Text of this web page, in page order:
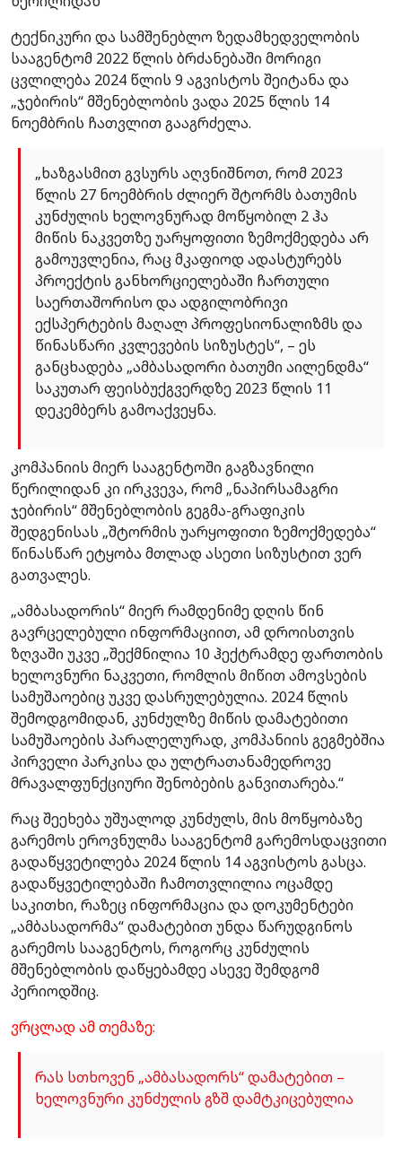
ტექნიკური და სამშენებლო ზედამხედველობის
სააგენტომ 2022 წლის ბრძანებაში მორიგი
ცვლილება 2024 წლის 9 აგვისტოს შეიტანა და
„ჯებირის“ მშენებლობის ვადა 2025 წლის 14
ნოემბრის ჩათვლით გააგრძელა.
„ხაზგასმით გვსურს აღვნიშნოთ, რომ 2023
წლის 27 ნოემბრის ძლიერ შტორმს ბათუმის
კუნძულის ხელოვნურად მოწყობილ 2 ჰა
მიწის ნაკვეთზე უარყოფითი ზემოქმედება არ
გამოუვლენია, რაც მკაფიოდ ადასტურებს
პროექტის განხორციელებაში ჩართული
საერთაშორისო და ადგილობრივი
ექსპერტების მაღალ პროფესიონალიზმს და
წინასწარი კვლევების სიზუსტეს“, – ეს
განცხადება „ამბასადორი ბათუმი აილენდმა“
საკუთარ ფეისბუქგვერდზე 2023 წლის 11
დეკემბერს გამოაქვეყნა.
კომპანიის მიერ სააგენტოში გაგზავნილი
წერილიდან კი ირკვევა, რომ „ნაპირსამაგრი
ჯებირის“ მშენებლობის გეგმა-გრაფიკის
შედგენისას „შტორმის უარყოფითი ზემოქმედება“
წინასწარ ეტყობა მთლად ასეთი სიზუსტით ვერ
გათვალეს.
„ამბასადორის“ მიერ რამდენიმე დღის წინ
გავრცელებული ინფორმაციით, ამ დროისთვის
ზღვაში უკვე „შექმნილია 10 ჰექტრამდე ფართობის
ხელოვნური ნაკვეთი, რომლის მიწით ამოვსების
სამუშაოებიც უკვე დასრულებულია. 2024 წლის
შემოდგომიდან, კუნძულზე მიწის დამატებითი
სამუშაოების პარალელურად, კომპანიის გეგმებშია
პირველი პარკისა და ულტრათანამედროვე
მრავალფუნქციური შენობების განვითარება.“
რაც შეეხება უშუალოდ კუნძულს, მის მოწყობაზე
გარემოს ეროვნულმა სააგენტომ გარემოსდაცვითი
გადაწყვეტილება 2024 წლის 14 აგვისტოს გასცა.
გადაწყვეტილებაში ჩამოთვლილია ოცამდე
საკითხი, რაზეც ინფორმაცია და დოკუმენტები
„ამბასადორმა“ დამატებით უნდა წარუდგინოს
გარემოს სააგენტოს, როგორც კუნძულის
მშენებლობის დაწყებამდე ასევე შემდგომ
პერიოდშიც.
ვრცლად ამ თემაზე:
რას სთხოვენ „ამბასადორს“ დამატებით –
ხელოვნური კუნძულის გზშ დამტკიცებულია